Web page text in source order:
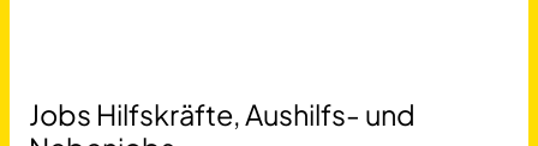
Jobs Hilfskräfte, Aushilfs- und